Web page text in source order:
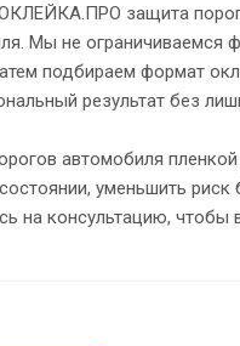
защита
Мы не ограничиваемся
подбираем формат
результат без
автомобиля
уменьшить
на консультацию, чтобы